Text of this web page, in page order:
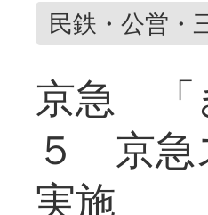
民鉄・公営・
京急 「
５ 京急
実施